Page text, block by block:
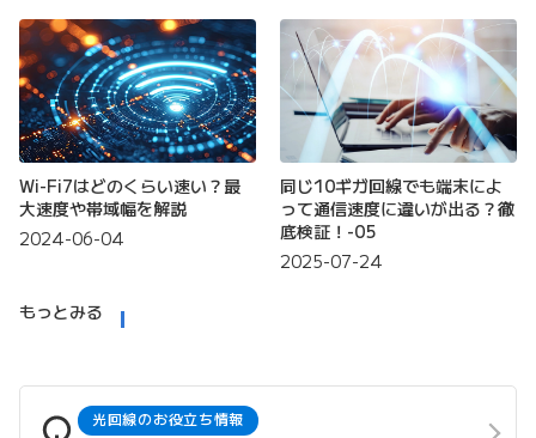
Wi-Fi7はどのくらい速い？最
大速度や帯域幅を解説
2024-06-04
同じ10ギガ回線でも端末によ
って通信速度に違いが出る？徹
底検証！-05
2025-07-24
もっとみる
光回線のお役立ち情報